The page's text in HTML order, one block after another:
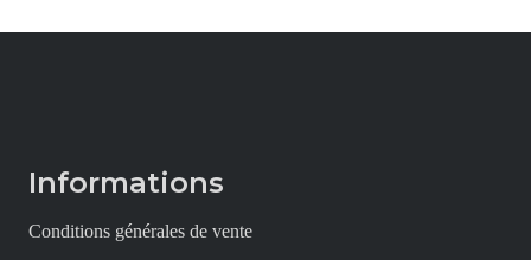
Informations
Conditions générales de vente